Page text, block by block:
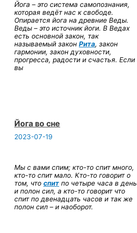
Йога – это система самопознания,
которая ведёт нас к свободе.
Опирается йога на древние Веды.
Веды – это источник йоги. В Ведах
есть основной закон, так
называемый законРита, закон
гармонии, закон духовности,
прогресса, радости и счастья. Если
вы
Йога во сне
2023-07-19
Мы с вами спим; кто-то спит много,
кто-то спит мало. Кто-то говорит о
том, чтоспит по четыре часа в день
и полон сил, а кто-то говорит что
спит по двенадцать часов и так же
полон сил – и наоборот.